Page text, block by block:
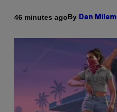
46 minutes agoBy Dan Milam